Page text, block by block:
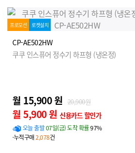
프로모션 로켓설치
CP-AE502HW
쿠쿠 인스퓨어 정수기 하프형 (냉온정)
월 15,900 원 20,900원
월 5,900 원 신용카드 할인가
오늘 출발07일(금) 도착 확률97%
·누적구매2,078건